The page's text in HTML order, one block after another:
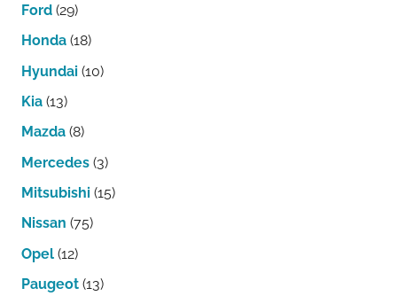
Ford (29)
Honda (18)
Hyundai (10)
Kia (13)
Mazda (8)
Mercedes (3)
Mitsubishi (15)
Nissan (75)
Opel (12)
Paugeot (13)